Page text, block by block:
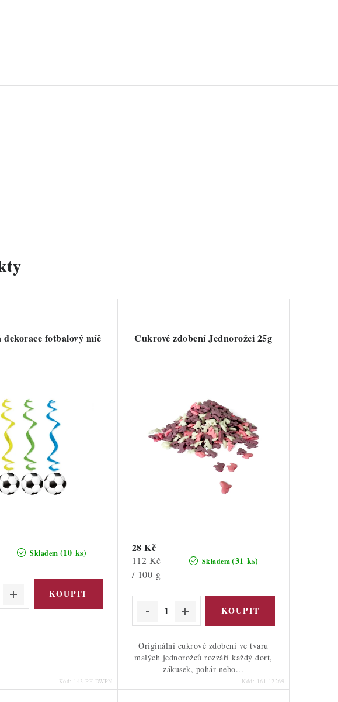
dekorace fotbalový míč
Skladem (10 ks)
Kód: 143-PF-DWPN
Cukrové zdobení Jednorožci 25g
Skladem(31 ks)
28 Kč
Měrná
cena:
112 Kč
/ 100 g
Originální cukrové zdobení ve tvaru
malých jednorožců rozzáří každý dort,
zákusek, pohár nebo...
Kód: 161-12269